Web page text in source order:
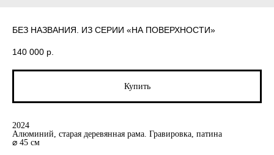
БЕЗ НАЗВАНИЯ. ИЗ СЕРИИ «НА ПОВЕРХНОСТИ»
140 000 р.
Купить
2024
Алюминий, старая деревянная рама. Гравировка, патина
⌀ 45 см